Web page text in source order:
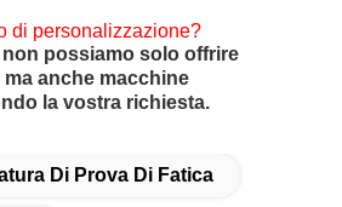
di personalizzazione?
possiamo solo offrire
anche macchine
la vostra richiesta.
Di Prova Di Fatica